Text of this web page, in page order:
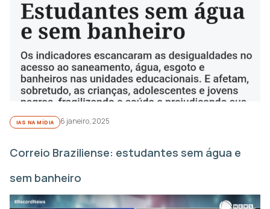
IAS NA MÍDIA 6 janeiro, 2025
Correio Braziliense: estudantes sem água e
sem banheiro